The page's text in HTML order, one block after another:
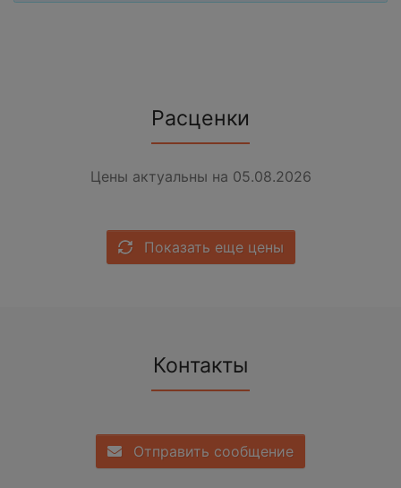
Расценки
Цены актуальны на 05.08.2026
Показать еще цены
Контакты
Отправить сообщение